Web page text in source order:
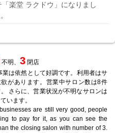
楽堂 ラクドウ」になりまし
不明、 3閉店
は依然として好調です。利用者はサ
があります。営業中サロン数は8件
さらに、営業状況が不明なサロンは
います。
are still very good, people
to pay for it, as you can see the
the closing salon with number of 3.